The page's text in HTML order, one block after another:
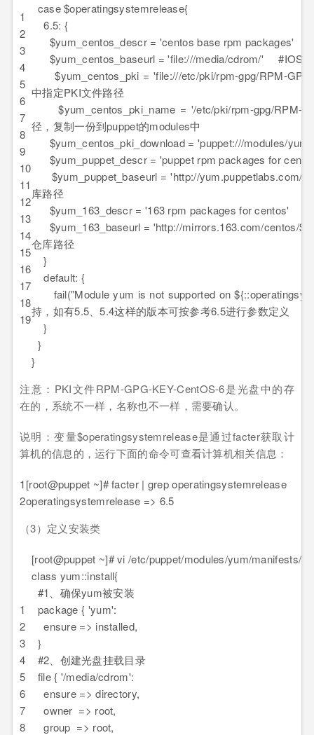
1
2
3
4
5
6
7
8
9
10
11
12
13
14
15
16
17
18
19
case $operatingsystemrelease{
6.5: {
$yum_centos_descr = 'centos base rpm packages' #
$yum_centos_baseurl = 'file:///media/cdrom/' #IOS文
$yum_centos_pki = 'file:///etc/pki/rpm-gpg/RPM-
中指定PKI文件路径
$yum_centos_pki_name = '/etc/pki/rpm-gpg/RPM-
径，复制一份到puppet的modules中
$yum_centos_pki_download = 'puppet:///modules/
$yum_puppet_descr = 'puppet rpm packages for
$yum_puppet_baseurl = 'http://yum.puppetlabs.com/
库路径
$yum_163_descr = '163 rpm packages for centos'
$yum_163_baseurl = 'http://mirrors.163.com/centos/
仓库路径
}
default: {
fail("Module yum is not supported on
持，如有5.5、5.4这样的版本可按参考6.5进行参数定义
}
}
}
注意：PKI文件RPM-GPG-KEY-CentOS-6是光盘中的存
在的，系统不一样，名称也不一样，需要确认。
说明：变量$operatingsystemrelease是通过facter获取计
算机的信息的，运行下面的命令可查看计算机相关信息：
1
2
[root@puppet ~]# facter | grep operatingsystemrelease
operatingsystemrelease => 6.5
（3）定义安装类
1
2
3
4
5
6
7
8
[root@puppet ~]# vi /etc/puppet/modules/yum/manifests/
class yum::install{
#1、确保yum被安装
package { 'yum':
ensure => installed,
}
#2、创建光盘挂载目录
file { '/media/cdrom':
ensure => directory,
owner => root,
group => root,